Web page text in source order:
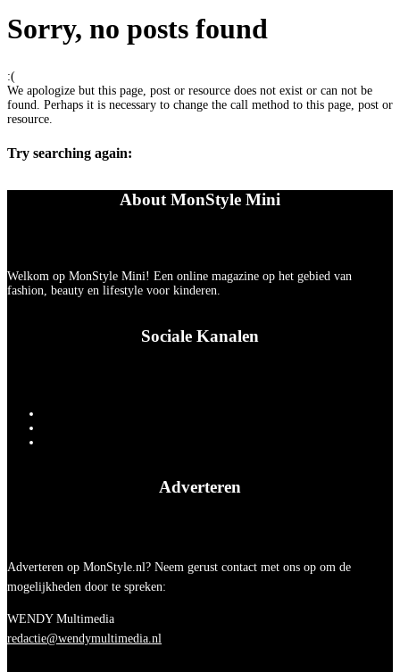
Sorry, no posts found
:(
We apologize but this page, post or resource does not exist or can not be
found. Perhaps it is necessary to change the call method to this page, post or
resource.
Try searching again:
About MonStyle Mini
Welkom op MonStyle Mini! Een online magazine op het gebied van
fashion, beauty en lifestyle voor kinderen.
Sociale Kanalen
Adverteren
Adverteren op MonStyle.nl? Neem gerust contact met ons op om de
mogelijkheden door te spreken:
WENDY Multimedia
redactie@wendymultimedia.nl